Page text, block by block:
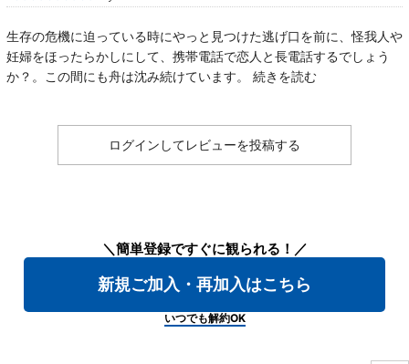
生存の危機に迫っている時にやっと見つけた逃げ口を前に、怪我人や
妊婦をほったらかしにして、携帯電話で恋人と長電話するでしょう
か？。この間にも舟は沈み続けています。
続きを読む
ログインしてレビューを投稿する
＼簡単登録ですぐに観られる！／
新規ご加入・再加入はこちら
いつでも解約OK